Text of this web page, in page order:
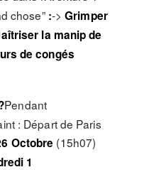
chose”:->Grimper
la manip de
de congés
Pendant
: Départ de Paris
Octobre (15h07)
1